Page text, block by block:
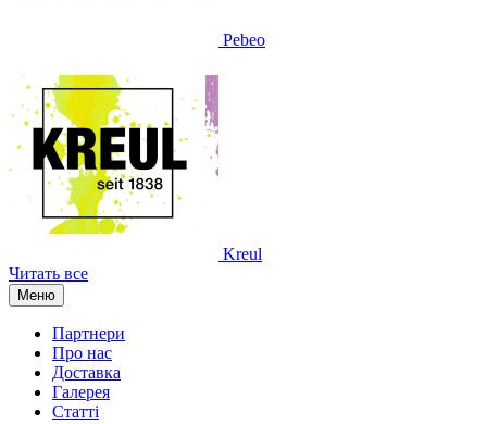
Pebeo
Kreul
Читать все
Меню
Партнери
Про нас
Доставка
Галерея
Статтi